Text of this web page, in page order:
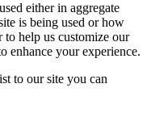
either in aggregate
is being used or how
to help us customize our
enhance your experience.
to our site you can